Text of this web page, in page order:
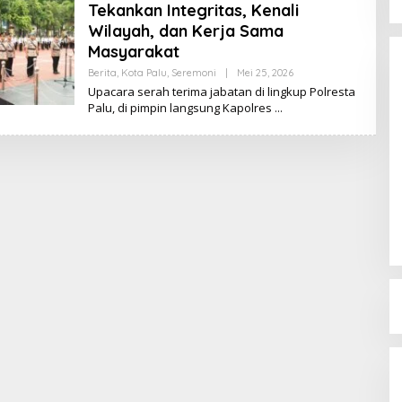
Tekankan Integritas, Kenali
Wilayah, dan Kerja Sama
Masyarakat
Berita, Kota Palu, Seremoni Mei 25, 2026O
E
I
Upacara serah terima jabatan di lingkup Polresta
Palu, di pimpin langsung Kapolres